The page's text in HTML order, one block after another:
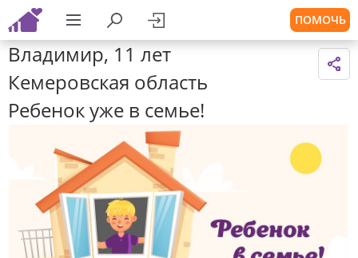
ПОМОЧЬ
Владимир, 11 лет
Кемеровская область
Ребенок уже в семье!